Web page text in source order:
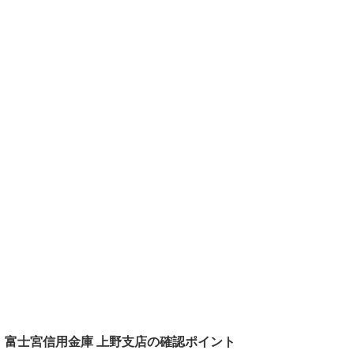
富士宮信用金庫 上野支店の確認ポイント